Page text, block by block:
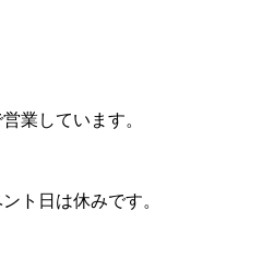
業しています。
ト日は休みです。